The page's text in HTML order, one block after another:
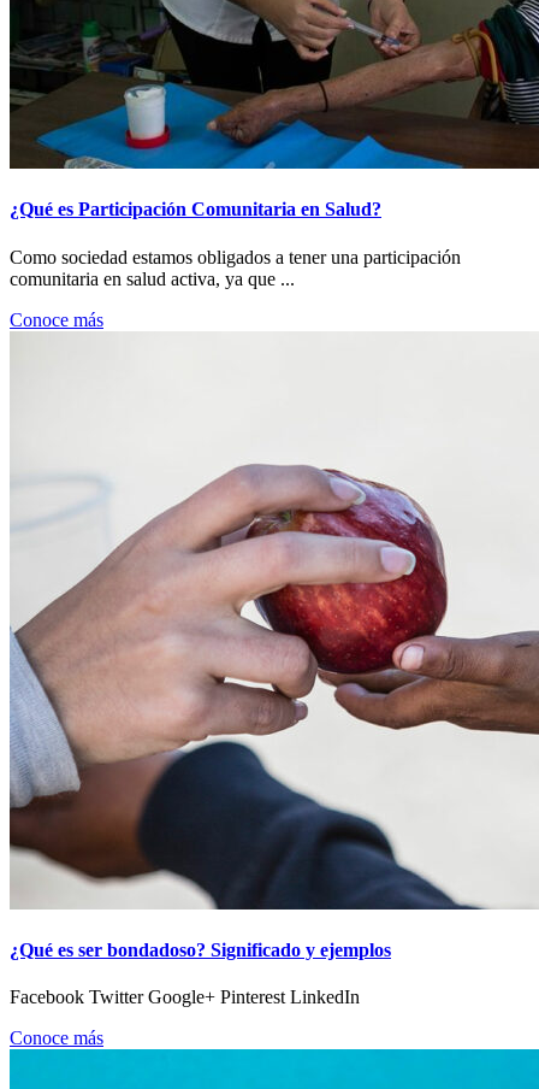
¿Qué es Participación Comunitaria en Salud?
Como sociedad estamos obligados a tener una participación
comunitaria en salud activa, ya que ...
Conoce más
¿Qué es ser bondadoso? Significado y ejemplos
Facebook Twitter Google+ Pinterest LinkedIn
Conoce más